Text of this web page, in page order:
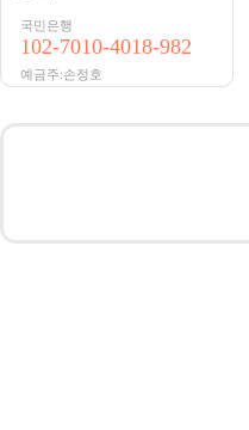
국민은행
102-7010-4018-982
예금주:손정호